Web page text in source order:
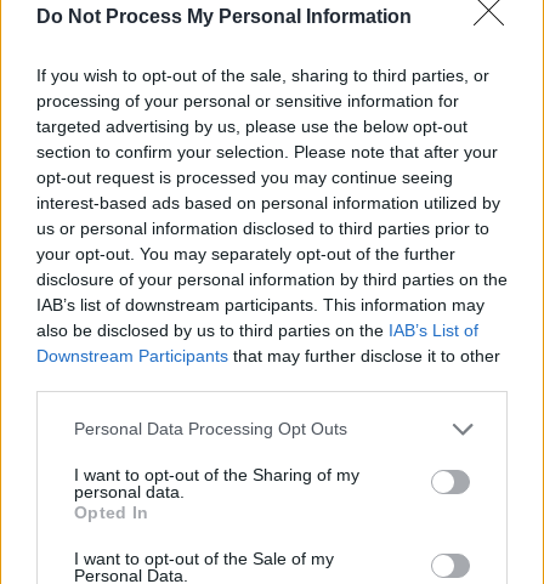
Do Not Process My Personal Information
If you wish to opt-out of the sale, sharing to third parties, or
processing of your personal or sensitive information for
targeted advertising by us, please use the below opt-out
section to confirm your selection. Please note that after your
opt-out request is processed you may continue seeing
interest-based ads based on personal information utilized by
us or personal information disclosed to third parties prior to
your opt-out. You may separately opt-out of the further
disclosure of your personal information by third parties on the
IAB’s list of downstream participants. This information may
also be disclosed by us to third parties on the IAB’s List of
Downstream Participants that may further disclose it to other
Personal Data Processing Opt Outs
I want to opt-out of the Sharing of my
personal data.
Opted In
I want to opt-out of the Sale of my
Personal Data.
prietena ta cea mai bună? Simplu. Ia fiecare idee de mai
dintre cadouri!Alege darul despre care tu consideri că-i
trezește o emoție puternică!
- Advertisement -
TAGS cadouri de Crăciun prietena